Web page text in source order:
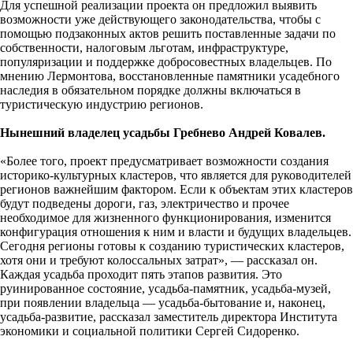
Для успешной реализации проекта он предложил выявить
возможности уже действующего законодательства, чтобы с
помощью подзаконных актов решить поставленные задачи по
собственности, налоговым льготам, инфраструктуре,
популяризации и поддержке добросовестных владельцев. По
мнению Лермонтова, восстановленные памятники усадебного
наследия в обязательном порядке должны включаться в
туристическую индустрию регионов.
Нынешний владелец усадьбы Гребнево Андрей Ковалев.
«Более того, проект предусматривает возможности создания
историко-культурных кластеров, что является для руководителей
регионов важнейшим фактором. Если к объектам этих кластеров
будут подведены дороги, газ, электричество и прочее
необходимое для жизненного функционирования, изменится
конфигурация отношения к ним и власти и будущих владельцев.
Сегодня регионы готовы к созданию туристических кластеров,
хотя они и требуют колоссальных затрат», — рассказал он.
Каждая усадьба проходит пять этапов развития. Это
руинированное состояние, усадьба-памятник, усадьба-музей,
при появлении владельца — усадьба-бытование и, наконец,
усадьба-развитие, рассказал заместитель директора Института
экономики и социальной политики Сергей Сидоренко.